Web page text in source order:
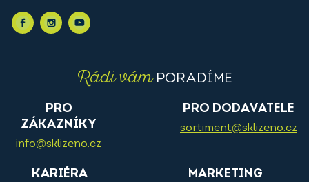
Rádi vámPORADÍME
PRO
ZÁKAZNÍKY
info@sklizeno.cz
PRO DODAVATELE
sortiment@sklizeno.cz
KARIÉRA MARKETING